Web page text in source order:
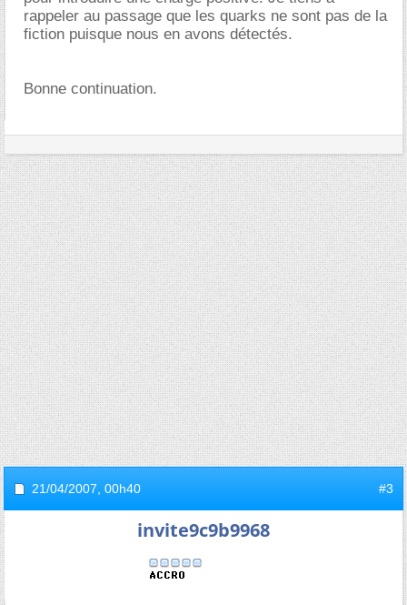
rappeler au passage que les quarks ne sont pas de la
fiction puisque nous en avons détectés.
Bonne continuation.
21/04/2007, 00h40 #3
invite9c9b9968